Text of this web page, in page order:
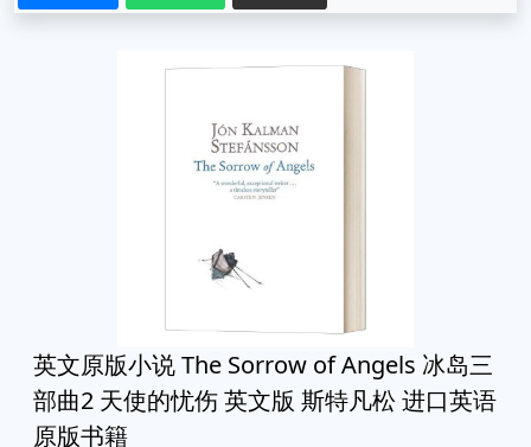
英文原版小说 The Sorrow of Angels 冰岛三
部曲2 天使的忧伤 英文版 斯特凡松 进口英语
原版书籍